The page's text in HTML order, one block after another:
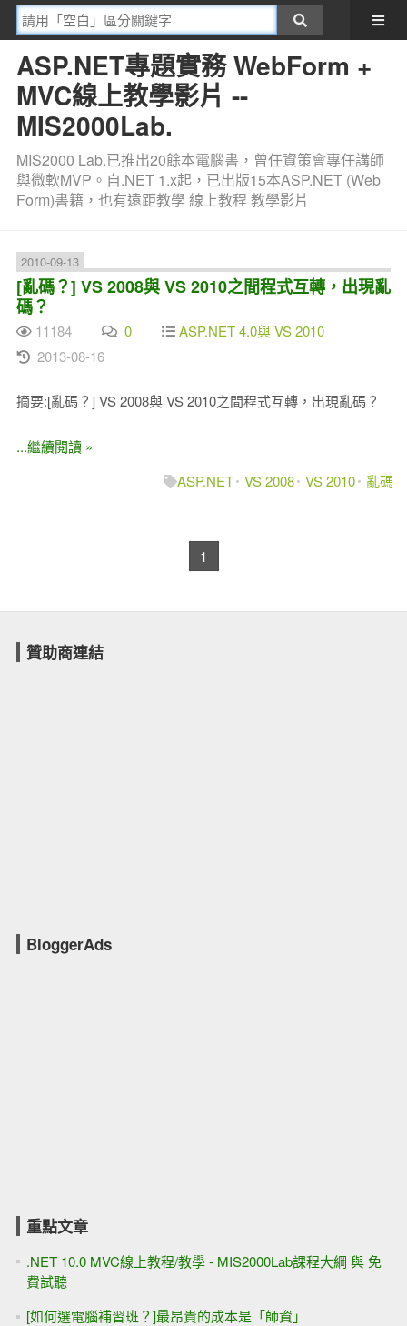
ASP.NET專題實務 WebForm +
MVC線上教學影片 --
MIS2000Lab.
MIS2000 Lab.已推出20餘本電腦書，曾任資策會專任講師
與微軟MVP。自.NET 1.x起，已出版15本ASP.NET (Web
Form)書籍，也有遠距教學 線上教程 教學影片
2010-09-13
[亂碼？] VS 2008與 VS 2010之間程式互轉，出現亂
碼？
11184 0
ASP.NET 4.0與 VS 2010
2013-08-16
摘要:[亂碼？] VS 2008與 VS 2010之間程式互轉，出現亂碼？
...繼續閱讀 »
ASP.NET VS 2008 VS 2010 亂碼
1
贊助商連結
BloggerAds
重點文章
.NET 10.0 MVC線上教程/教學 - MIS2000Lab課程大綱 與 免
費試聽
[如何選電腦補習班？]最昂貴的成本是「師資」